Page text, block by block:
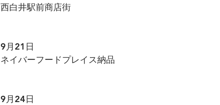
西白井駅前商店街
9月21日
ネイバーフードプレイス納品
9月24日